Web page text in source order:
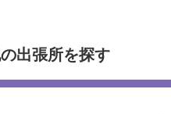
出張所を探す